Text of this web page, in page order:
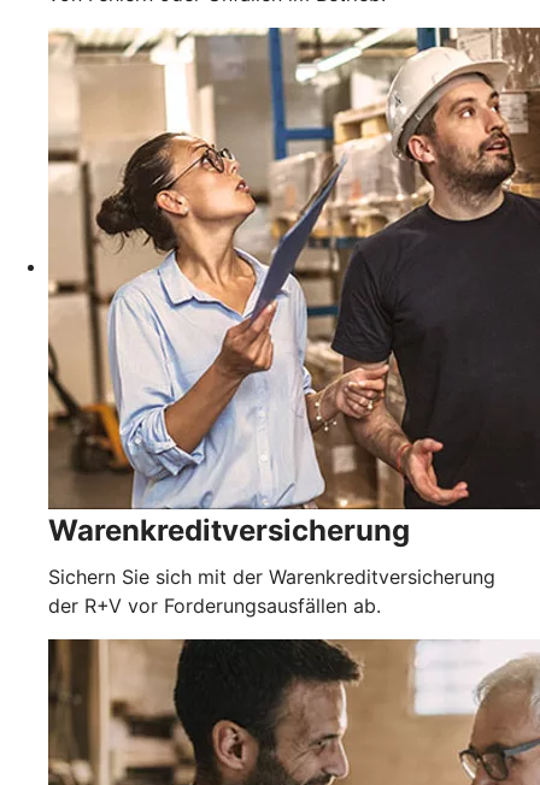
Warenkreditversicherung
Sichern Sie sich mit der Warenkreditversicherung
der R+V vor Forderungsausfällen ab.